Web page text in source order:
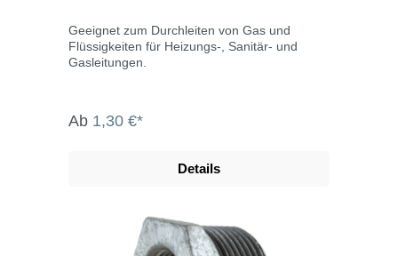
Geeignet zum Durchleiten von Gas und
Flüssigkeiten für Heizungs-, Sanitär- und
Gasleitungen.
Ab 1,30 €*
Details